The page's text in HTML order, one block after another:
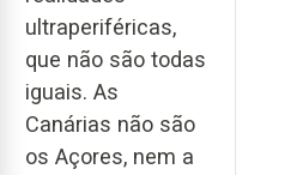
ultraperiféricas,
que não são todas
iguais. As
Canárias não são
os Açores, nem a